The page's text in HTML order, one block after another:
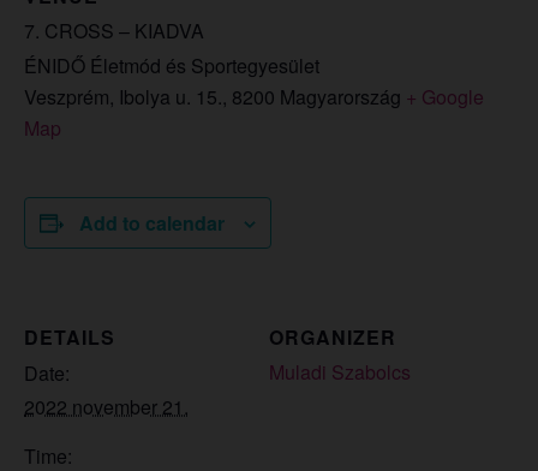
7. CROSS – KIADVA
ÉNIDŐ Életmód és Sportegyesület
Veszprém, Ibolya u. 15., 8200 Magyarország + Google
Map
Add to calendar
DETAILS
Date:
2022 november 21.
Time:
ORGANIZER
Muladi Szabolcs